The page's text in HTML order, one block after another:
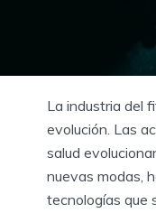
La industria del
evolución. Las
salud
nuevas modas,
tecnologías que